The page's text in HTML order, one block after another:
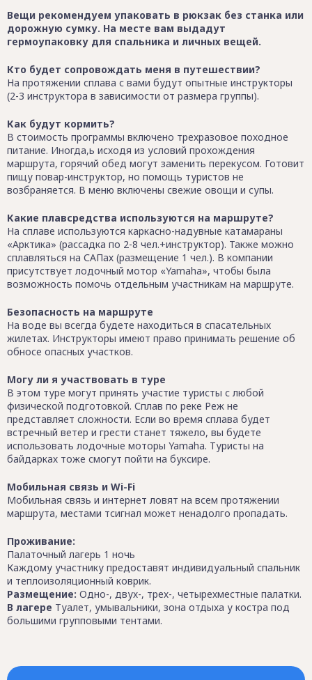
Вещи рекомендуем упаковать в рюкзак без станка или
дорожную сумку. На месте вам выдадут
гермоупаковку для спальника и личных вещей.
Кто будет сопровождать меня в путешествии?
На протяжении сплава с вами будут опытные инструкторы
(2-3 инструктора в зависимости от размера группы).
Как будут кормить?
В стоимость программы включено трехразовое походное
питание. Иногда,ь исходя из условий прохождения
маршрута, горячий обед могут заменить перекусом. Готовит
пищу повар-инструктор, но помощь туристов не
возбраняется. В меню включены свежие овощи и супы.
Какие плавсредства используются на маршруте?
На сплаве используются каркасно-надувные катамараны
«Арктика» (рассадка по 2-8 чел.+инструктор). Также можно
сплавляться на САПах (размещение 1 чел.). В компании
присутствует лодочный мотор «Yamaha», чтобы была
возможность помочь отдельным участникам на маршруте.
Безопасность на маршруте
На воде вы всегда будете находиться в спасательных
жилетах. Инструкторы имеют право принимать решение об
обносе опасных участков.
Могу ли я участвовать в туре
В этом туре могут принять участие туристы с любой
физической подготовкой. Сплав по реке Реж не
представляет сложности. Если во время сплава будет
встречный ветер и грести станет тяжело, вы будете
использовать лодочные моторы Yamaha. Туристы на
байдарках тоже смогут пойти на буксире.
Мобильная связь и Wi-Fi
Мобильная связь и интернет ловят на всем протяжении
маршрута, местами тсигнал может ненадолго пропадать.
Проживание:
Палаточный лагерь 1 ночь
Каждому участнику предоставят индивидуальный спальник
и теплоизоляционный коврик.
Размещение: Одно-, двух-, трех-, четырехместные палатки.
В лагере Туалет, умывальники, зона отдыха у костра под
большими групповыми тентами.